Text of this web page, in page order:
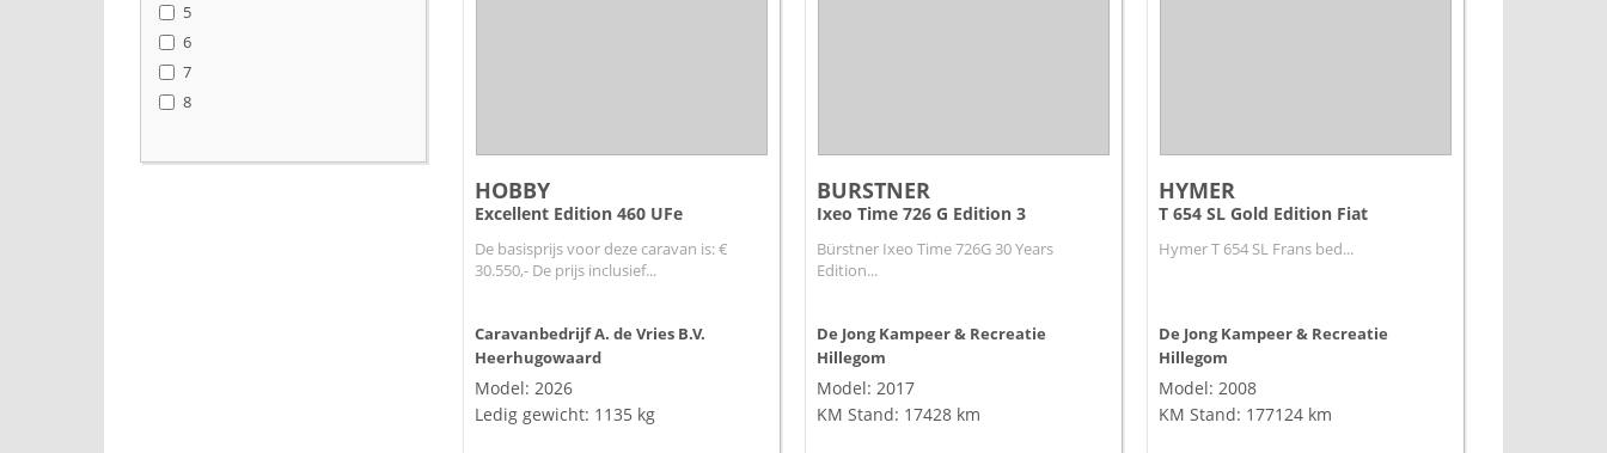
5
6
7
8
HOBBY
Excellent Edition 460 UFe
De basisprijs voor deze caravan is: €
30.550,- De prijs inclusief...
Caravanbedrijf A. de Vries B.V.
Heerhugowaard
Model: 2026
Ledig gewicht: 1135 kg
BURSTNER
Ixeo Time 726 G Edition 3
Bürstner Ixeo Time 726G 30 Years
Edition...
De Jong Kampeer & Recreatie
Hillegom
Model: 2017
KM Stand: 17428 km
HYMER
T 654 SL Gold Edition Fiat
Hymer T 654 SL Frans bed...
De Jong Kampeer & Recreatie
Hillegom
Model: 2008
KM Stand: 177124 km